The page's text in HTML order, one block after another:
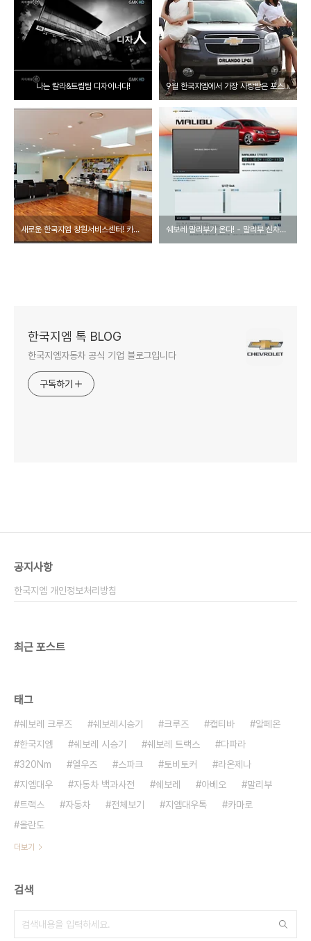
나는 칼라&트림팀 디자이너다! 9월 한국지엠에서 가장 사랑받은 포스트 BEST10
새로운 한국지엠 창원서비스센터! 카페야 정비사업소야? 쉐보레 말리부가 온다! - 말리부 신차발표회를 라이브로 즐기는 방법을 소개합니다.
한국지엠 톡 BLOG
한국지엠자동차 공식 기업 블로그입니다
구독하기
공지사항
한국지엠 개인정보처리방침
최근 포스트
태그
쉐보레 크루즈 쉐보레시승기 크루즈 캡티바
알페온
한국지엠
쉐보레 시승기 쉐보레 트랙스
다파라
320Nm
엘우즈 스파크 토비토커
라온제나
지엠대우
자동차 백과사전 쉐보레 아베오
말리부
트랙스
자동차 전체보기 지엠대우톡
카마로
올란도
더보기
검색